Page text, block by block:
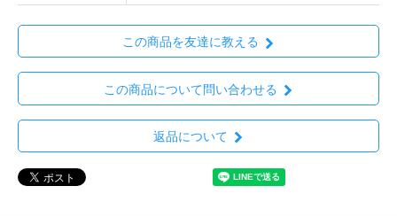
この商品を友達に教える
この商品について問い合わせる
返品について